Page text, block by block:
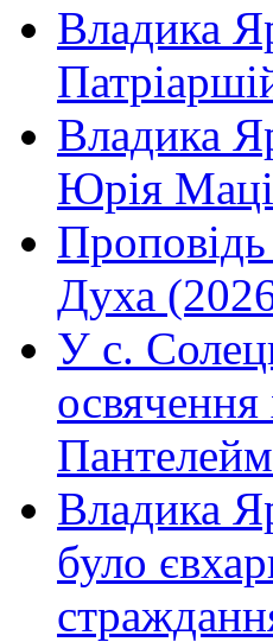
Владика
Владика
Юрія
Проповідь
Духа
У с.
Владика
було